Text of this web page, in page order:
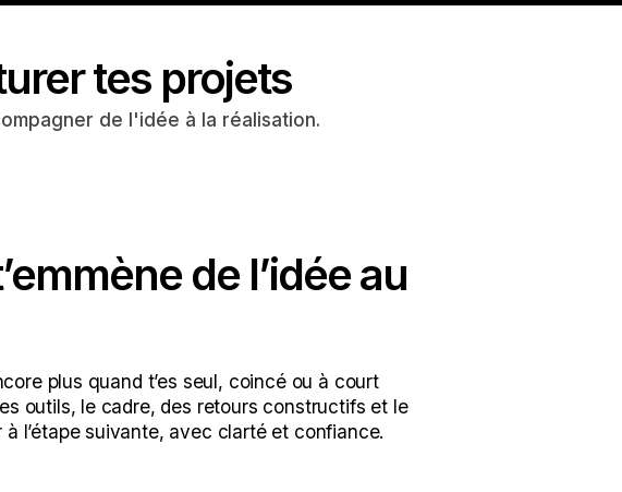
tes projets
de l'idée à la réalisation.
de l’idée au
plus quand t’es seul, coincé ou à court
outils, le cadre, des retours constructifs et le
l’étape suivante, avec clarté et confiance.